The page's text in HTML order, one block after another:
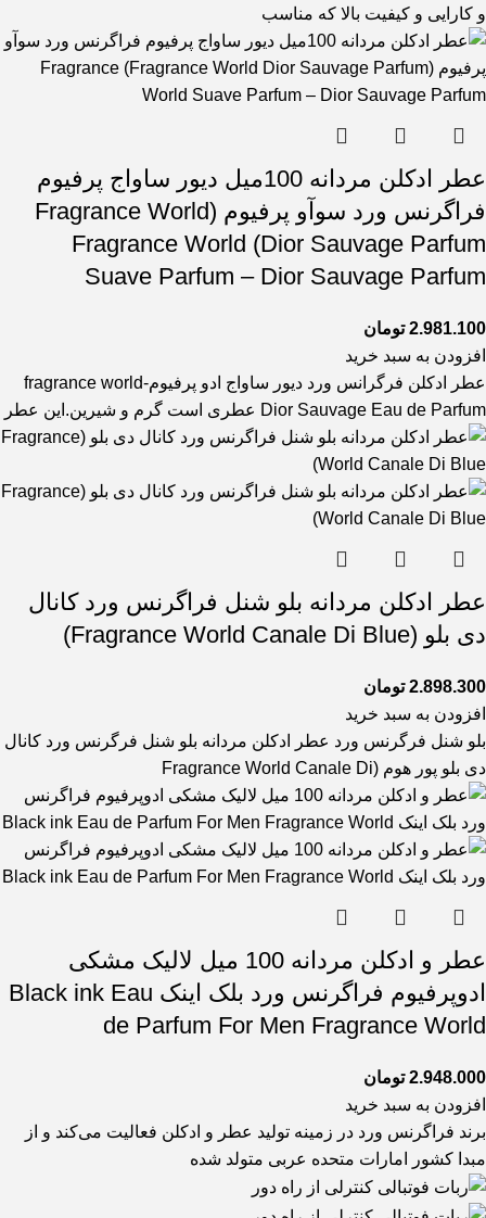
و کارایی و کیفیت بالا که مناسب
عطر ادکلن مردانه 100میل دیور ساواج پرفیوم
فراگرنس ورد سوآو پرفیوم (Fragrance World
Dior Sauvage Parfum) Fragrance World
Suave Parfum – Dior Sauvage Parfum
2.981.100 تومان
افزودن به سبد خرید
عطر ادکلن فرگرانس ورد دیور ساواج ادو پرفیوم-fragrance world
Dior Sauvage Eau de Parfum عطری است گرم و شیرین.این عطر
عطر ادکلن مردانه بلو شنل فراگرنس ورد کانال
دی بلو (Fragrance World Canale Di Blue)
2.898.300 تومان
افزودن به سبد خرید
بلو شنل فرگرنس ورد عطر ادکلن مردانه بلو شنل فرگرنس ورد کانال
دی بلو پور هوم (Fragrance World Canale Di
عطر و ادکلن مردانه 100 میل لالیک مشکی
ادوپرفیوم فراگرنس ورد بلک اینک Black ink Eau
de Parfum For Men Fragrance World
2.948.000 تومان
افزودن به سبد خرید
برند فراگرنس ورد در زمینه تولید عطر و ادکلن فعالیت می‌کند و از
مبدا کشور امارات متحده عربی متولد شده